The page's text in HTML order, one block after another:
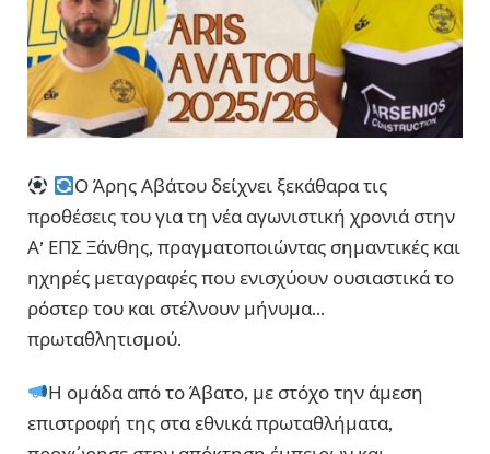
Ο Άρης Αβάτου δείχνει ξεκάθαρα τις
προθέσεις του για τη νέα αγωνιστική χρονιά στην
Α’ ΕΠΣ Ξάνθης, πραγματοποιώντας σημαντικές και
ηχηρές μεταγραφές που ενισχύουν ουσιαστικά το
ρόστερ του και στέλνουν μήνυμα…
πρωταθλητισμού.
Η ομάδα από το Άβατο, με στόχο την άμεση
επιστροφή της στα εθνικά πρωταθλήματα,